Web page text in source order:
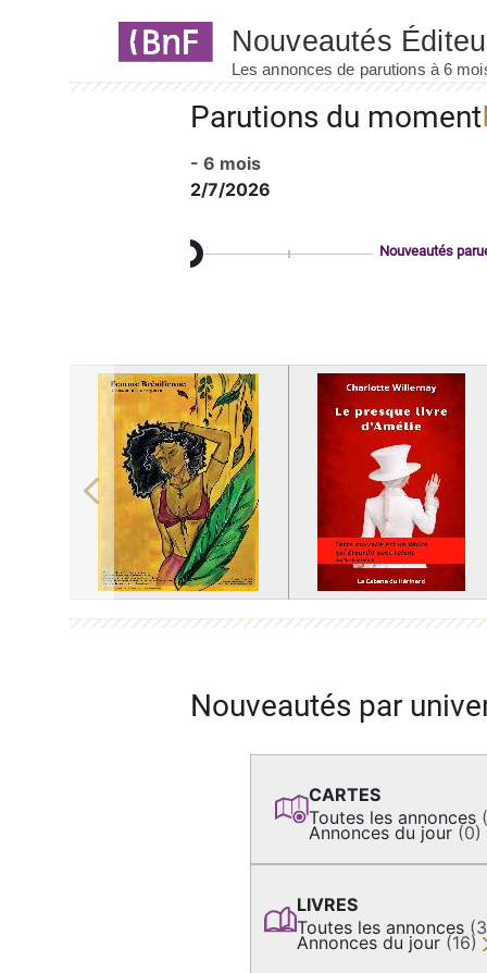
Parutions du moment
- 6 mois
2/7/2026
Nouveautés
Previous
Nouveautés par
CARTES
Toutes les annonces
Annonces du jour (0)
LIVRES
Toutes les annonces
Annonces du jour (16)